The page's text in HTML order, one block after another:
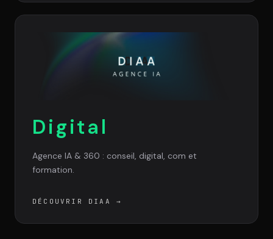
Digital
Agence IA & 360 : conseil, digital, com et
formation.
DÉCOUVRIR DIAA →